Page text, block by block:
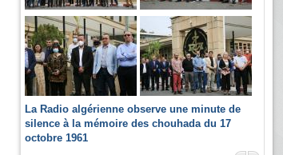
La Radio algérienne observe une minute de
silence à la mémoire des chouhada du 17
octobre 1961